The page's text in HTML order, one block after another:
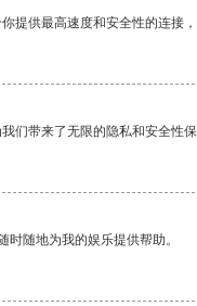
提供最高速度和安全性的连接
们带来了无限的隐私和安全性保
随地为我的娱乐提供帮助。